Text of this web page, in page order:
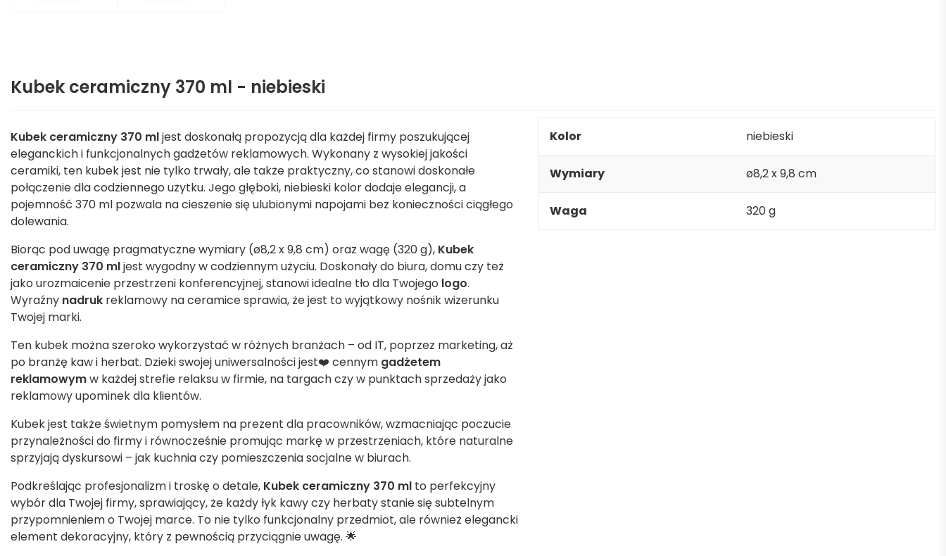
Kubek ceramiczny 370 ml - niebieski
Kubek ceramiczny 370 mljest doskonałą propozycją dla każdej firmy poszukującej
eleganckich i funkcjonalnych gadżetów reklamowych. Wykonany z wysokiej jakości
ceramiki, ten kubek jest nie tylko trwały, ale także praktyczny, co stanowi doskonałe
połączenie dla codziennego użytku. Jego głęboki, niebieski kolor dodaje elegancji, a
pojemność 370 ml pozwala na cieszenie się ulubionymi napojami bez konieczności ciągłego
dolewania.
Biorąc pod uwagę pragmatyczne wymiary (ø8,2 x 9,8 cm) oraz wagę (320 g), Kubek
ceramiczny 370 mljest wygodny w codziennym użyciu. Doskonały do biura, domu czy też
jako urozmaicenie przestrzeni konferencyjnej, stanowi idealne tło dla Twojego logo.
Wyraźny nadruk reklamowy na ceramice sprawia, że jest to wyjątkowy nośnik wizerunku
Twojej marki.
Ten kubek można szeroko wykorzystać w różnych branżach – od IT, poprzez marketing, aż
po branżę kaw i herbat. Dzieki swojej uniwersalności jest❤️ cennym gadżetem
reklamowymw każdej strefie relaksu w firmie, na targach czy w punktach sprzedaży jako
reklamowy upominek dla klientów.
Kubek jest także świetnym pomysłem na prezent dla pracowników, wzmacniając poczucie
przynależności do firmy i równocześnie promując markę w przestrzeniach, które naturalne
sprzyjają dyskursowi – jak kuchnia czy pomieszczenia socjalne w biurach.
Podkreślając profesjonalizm i troskę o detale, Kubek ceramiczny 370 ml to perfekcyjny
wybór dla Twojej firmy, sprawiający, że każdy łyk kawy czy herbaty stanie się subtelnym
przypomnieniem o Twojej marce. To nie tylko funkcjonalny przedmiot, ale również elegancki
element dekoracyjny, który z pewnością przyciągnie uwagę. 🌟
Kolor niebieski
Wymiary ø8,2 x 9,8 cm
Waga 320 g